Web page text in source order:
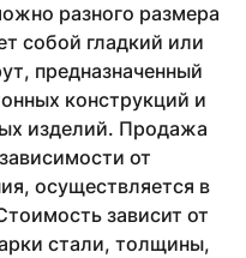
разного размера
собой гладкий или
предназначенный
конструкций и
изделий. Продажа
от
осуществляется в
зависит от
стали, толщины,